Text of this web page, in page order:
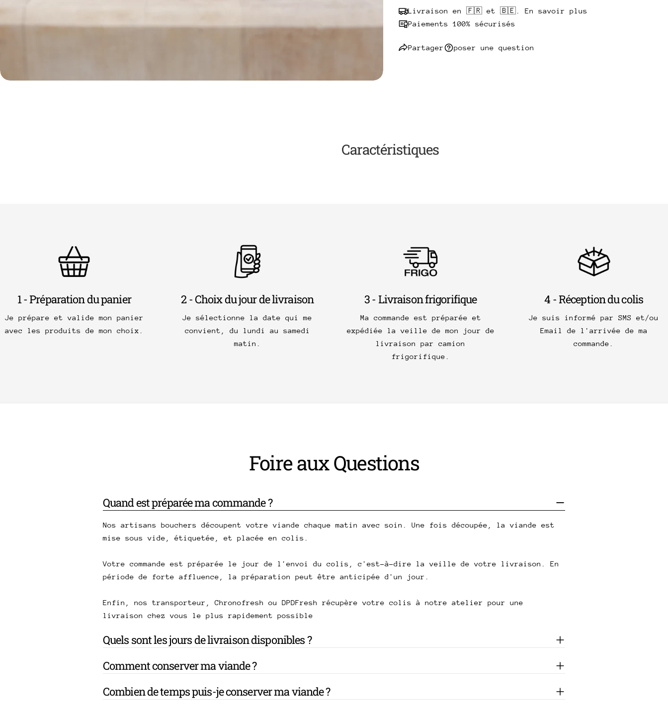
Livraison en 🇫🇷 et 🇧🇪. En savoir plus
Paiements 100% sécurisés
Partager poser une question
Caractéristiques
1 - Préparation du panier
Je prépare et valide mon panier
avec les produits de mon choix.
2 - Choix du jour de livraison
Je sélectionne la date qui me
convient, du lundi au samedi
matin.
3 - Livraison frigorifique
Ma commande est préparée et
expédiée la veille de mon jour de
livraison par camion
frigorifique.
4 - Réception du colis
Je suis informé par SMS et/ou
Email de l'arrivée de ma
commande.
Foire aux Questions
Quand est préparée ma commande ?
Nos artisans bouchers découpent votre viande chaque matin avec soin. Une fois découpée, la viande est
mise sous vide, étiquetée, et placée en colis.
Votre commande est préparée le jour de l'envoi du colis, c'est-à-dire la veille de votre livraison. En
période de forte affluence, la préparation peut être anticipée d'un jour.
Enfin, nos transporteur, Chronofresh ou DPDFresh récupère votre colis à notre atelier pour une
livraison chez vous le plus rapidement possible
Quels sont les jours de livraison disponibles ?
Comment conserver ma viande ?
Combien de temps puis-je conserver ma viande ?